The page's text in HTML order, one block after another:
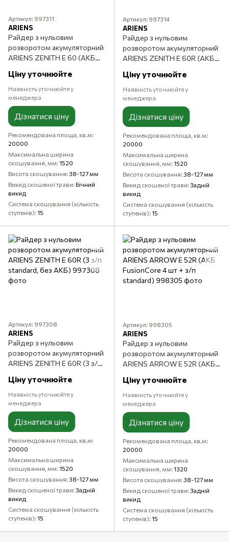
Артикул: 997311
ARIENS
Райдер з нульовим
розворотом акумуляторний
ARIENS ZENITH E 60 (АКБ
standard)
Ціну уточнюйте
Наявність уточнюйте у
менеджера
Дізнатися ціну
Рекомендована площа, кв.м
20000
Максимальна ширина
скошування, мм 1520
Висота скошування 38-127 мм
Викид скошеної трави Бічний
викид
Система скошування (кількість
ступенів) 15
Артикул: 997314
ARIENS
Райдер з нульовим
розворотом акумуляторний
ARIENS ZENITH E 60R (АКБ
standard)
Ціну уточнюйте
Наявність уточнюйте у
менеджера
Дізнатися ціну
Рекомендована площа, кв.м
20000
Максимальна ширина
скошування, мм 1520
Висота скошування 38-127 мм
Викид скошеної трави Задній
викид
Система скошування (кількість
ступенів) 15
Артикул: 997308
ARIENS
Райдер з нульовим
розворотом акумуляторний
ARIENS ZENITH E 60R (З з/п
Ціну уточнюйте
Наявність уточнюйте у
менеджера
Дізнатися ціну
Рекомендована площа, кв.м
20000
Максимальна ширина
скошування, мм 1520
Висота скошування 38-127 мм
Викид скошеної трави Задній
викид
Система скошування (кількість
ступенів) 15
Артикул: 998305
ARIENS
Райдер з нульовим
розворотом акумуляторний
ARIENS ARROW E 52R (АКБ
standard)
Ціну уточнюйте
Наявність уточнюйте у
менеджера
Дізнатися ціну
Рекомендована площа, кв.м
20000
Максимальна ширина
скошування, мм 1320
Висота скошування 38-127 мм
Викид скошеної трави Задній
викид
Система скошування (кількість
ступенів) 15